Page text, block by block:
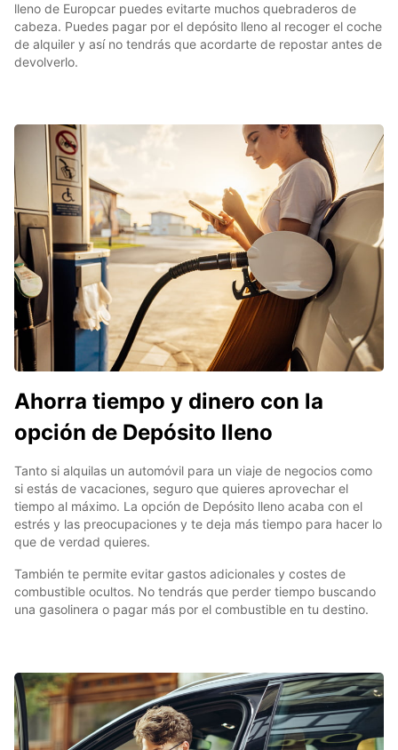
lleno de Europcar puedes evitarte muchos quebraderos de
cabeza. Puedes pagar por el depósito lleno al recoger el coche
de alquiler y así no tendrás que acordarte de repostar antes de
devolverlo.
Ahorra tiempo y dinero con la
opción de Depósito lleno
Tanto si alquilas un automóvil para un viaje de negocios como
si estás de vacaciones, seguro que quieres aprovechar el
tiempo al máximo. La opción de Depósito lleno acaba con el
estrés y las preocupaciones y te deja más tiempo para hacer lo
que de verdad quieres.
También te permite evitar gastos adicionales y costes de
combustible ocultos. No tendrás que perder tiempo buscando
una gasolinera o pagar más por el combustible en tu destino.